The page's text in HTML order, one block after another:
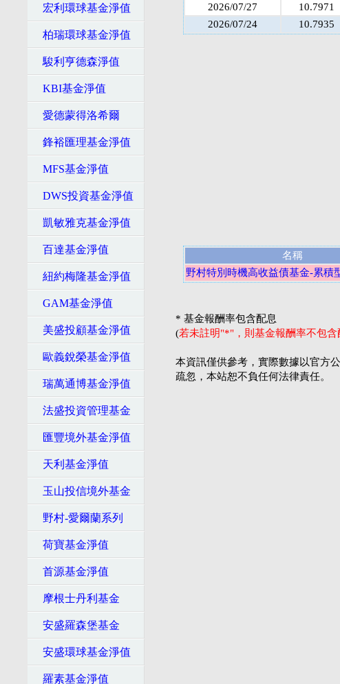
宏利環球基金淨值
柏瑞環球基金淨值
駿利亨德森淨值
KBI基金淨值
愛德蒙得洛希爾
鋒裕匯理基金淨值
MFS基金淨值
DWS投資基金淨值
凱敏雅克基金淨值
百達基金淨值
紐約梅隆基金淨值
GAM基金淨值
美盛投顧基金淨值
歐義銳榮基金淨值
瑞萬通博基金淨值
法盛投資管理基金
匯豐境外基金淨值
天利基金淨值
玉山投信境外基金
野村-愛爾蘭系列
荷寶基金淨值
首源基金淨值
摩根士丹利基金
安盛羅森堡基金
安盛環球基金淨值
羅素基金淨值
2026/07/27
10.7971
2026/07/24
10.7935
名稱
野村特別時機高收益債基金-累積
* 基金報酬率包含配息
(若未註明"*"，則基金報酬率不包含
本資訊僅供參考，實際數據以官方
疏忽，本站恕不負任何法律責任。